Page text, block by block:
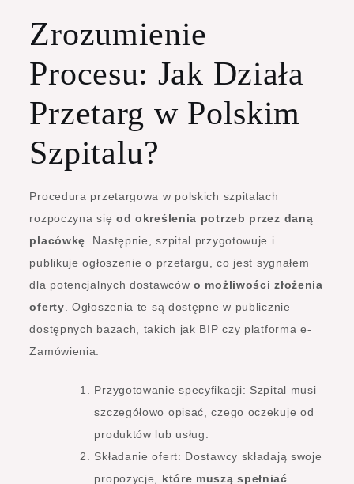
Zrozumienie
Procesu: Jak Działa
Przetarg w Polskim
Szpitalu?
Procedura przetargowa w polskich szpitalach
rozpoczyna się od określenia potrzeb przez daną
placówkę . Następnie, szpital przygotowuje i
publikuje ogłoszenie o przetargu, co jest sygnałem
dla potencjalnych dostawcówo możliwości złożenia
oferty . Ogłoszenia te są dostępne w publicznie
dostępnych bazach, takich jak BIP czy platforma e-
Zamówienia.
Przygotowanie specyfikacji: Szpital musi
szczegółowo opisać, czego oczekuje od
produktów lub usług.
Składanie ofert: Dostawcy składają swoje
propozycje, które muszą spełniać